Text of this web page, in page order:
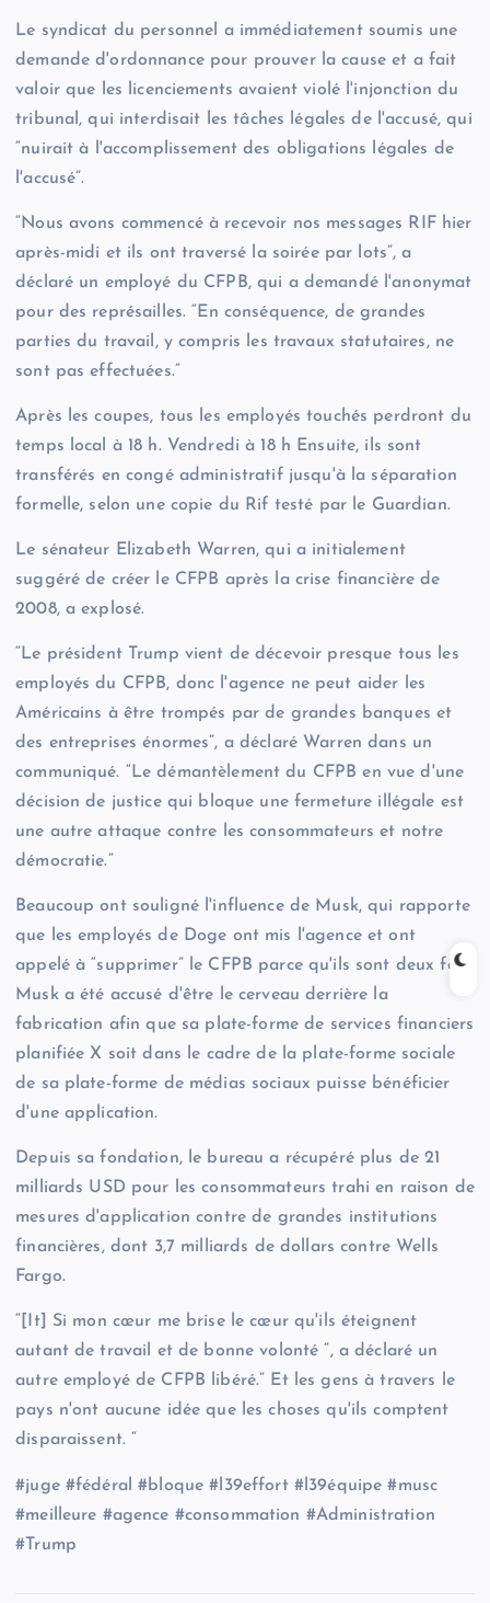
Le syndicat du personnel a immédiatement soumis une
demande d'ordonnance pour prouver la cause et a fait
valoir que les licenciements avaient violé l'injonction du
tribunal, qui interdisait les tâches légales de l'accusé, qui
“nuirait à l'accomplissement des obligations légales de
l'accusé”.
“Nous avons commencé à recevoir nos messages RIF hier
après-midi et ils ont traversé la soirée par lots”, a
déclaré un employé du CFPB, qui a demandé l'anonymat
pour des représailles. “En conséquence, de grandes
parties du travail, y compris les travaux statutaires, ne
sont pas effectuées.”
Après les coupes, tous les employés touchés perdront du
temps local à 18 h. Vendredi à 18 h Ensuite, ils sont
transférés en congé administratif jusqu'à la séparation
formelle, selon une copie du Rif testé par le Guardian.
Le sénateur Elizabeth Warren, qui a initialement
suggéré de créer le CFPB après la crise financière de
2008, a explosé.
“Le président Trump vient de décevoir presque tous les
employés du CFPB, donc l'agence ne peut aider les
Américains à être trompés par de grandes banques et
des entreprises énormes”, a déclaré Warren dans un
communiqué. “Le démantèlement du CFPB en vue d'une
décision de justice qui bloque une fermeture illégale est
une autre attaque contre les consommateurs et notre
démocratie.”
Beaucoup ont souligné l'influence de Musk, qui rapporte
que les employés de Doge ont mis l'agence et ont
appelé à “supprimer” le CFPB parce qu'ils sont deux fois.
Musk a été accusé d'être le cerveau derrière la
fabrication afin que sa plate-forme de services financiers
planifiée X soit dans le cadre de la plate-forme sociale
de sa plate-forme de médias sociaux puisse bénéficier
d'une application.
Depuis sa fondation, le bureau a récupéré plus de 21
milliards USD pour les consommateurs trahi en raison de
mesures d'application contre de grandes institutions
financières, dont 3,7 milliards de dollars contre Wells
Fargo.
“[It] Si mon cœur me brise le cœur qu'ils éteignent
autant de travail et de bonne volonté “, a déclaré un
autre employé de CFPB libéré.” Et les gens à travers le
pays n'ont aucune idée que les choses qu'ils comptent
disparaissent. “
#juge #fédéral #bloque #l39effort #l39équipe #musc
#meilleure #agence #consommation #Administration
#Trump